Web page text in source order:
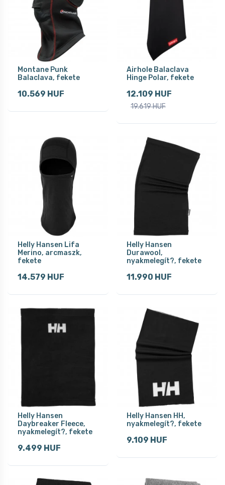
Montane Punk
Balaclava, fekete
10.569 HUF
Airhole Balaclava
Hinge Polar, fekete
12.109 HUF
19.619 HUF
Helly Hansen Lifa
Merino, arcmaszk,
fekete
14.579 HUF
Helly Hansen
Durawool,
nyakmelegít?, fekete
11.990 HUF
Helly Hansen
Daybreaker Fleece,
nyakmelegít?, fekete
9.499 HUF
Helly Hansen HH,
nyakmelegít?, fekete
9.109 HUF